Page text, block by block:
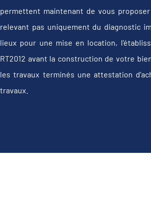
permettent maintenant de vous
relevant pas uniquement du diagnostic
lieux pour une mise en location,
RT2012 avant la construction de votre
les travaux terminés une attestation
travaux.